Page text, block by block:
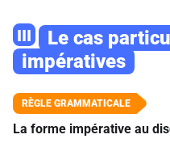
III
Le cas
impératives
La forme impérative au